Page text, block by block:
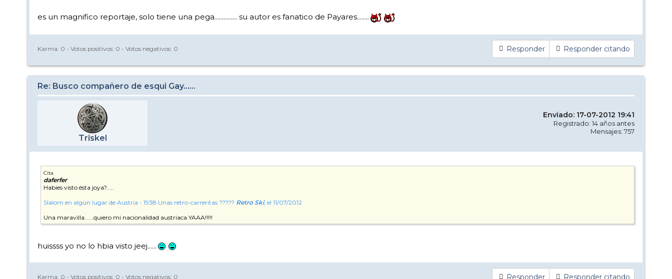
es un magnifico reportaje, solo tiene una pega............... su autor es fanatico de Payares........
Responder Responder citando
Karma: 0 - Votos positivos: 0 - Votos negativos: 0
Re: Busco compañero de esqui Gay......
Triskel
Enviado: 17-07-2012 19:41
Registrado: 14 años antes
Mensajes: 757
Cita
daferfer
Habies visto ésta joya?.....
Slalom en algún lugar de Austria - 1938 Unas retro-carreritas ????? Retro Ski, el 11/07/2012
Una maravilla......quiero mi nacionalidad austriaca YAAA!!!!!
huissss yo no lo hbia visto jeej......
Responder Responder citando
Karma: 0 - Votos positivos: 0 - Votos negativos: 0